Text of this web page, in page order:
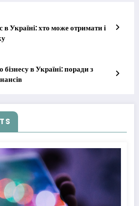
в Україні: хто може отримати і
в Україні: поради з